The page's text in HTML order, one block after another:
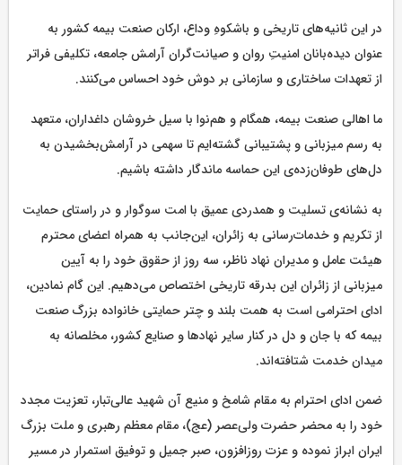
در این ثانیه‌های تاریخی و باشکوهِ وداع، ارکان صنعت بیمه کشور به
عنوان دیده‌بانان امنیتِ روان و صیانت‌گران آرامش جامعه، تکلیفی فراتر
از تعهدات ساختاری و سازمانی بر دوش خود احساس می‌کنند.
ما اهالی صنعت بیمه، همگام و هم‌نوا با سیل خروشان داغداران، متعهد
به رسم میزبانی و پشتیبانی گشته‌ایم تا سهمی در آرامش‌بخشیدن به
دل‌های طوفان‌زده‌ی این حماسه ماندگار داشته باشیم.
به نشانه‌ی تسلیت و همدردی عمیق با امت سوگوار و در راستای حمایت
از تکریم و خدمات‌رسانی به زائران، این‌جانب به همراه اعضای محترم
هیئت عامل و مدیران نهاد ناظر، سه روز از حقوق خود را به آیین
میزبانی از زائران این بدرقه تاریخی اختصاص می‌دهیم. این گام نمادین،
ادای احترامی است به همت بلند و چتر حمایتی خانواده بزرگ صنعت
بیمه که با جان و دل در کنار سایر نهادها و صنایع کشور، مخلصانه به
میدان خدمت شتافته‌اند.
ضمن ادای احترام به مقام شامخ و منیع آن شهید عالی‌تبار، تعزیت مجدد
خود را به محضر حضرت ولی‌عصر (عج)، مقام معظم رهبری و ملت بزرگ
ایران ابراز نموده و عزت روزافزون، صبر جمیل و توفیق استمرار در مسیر